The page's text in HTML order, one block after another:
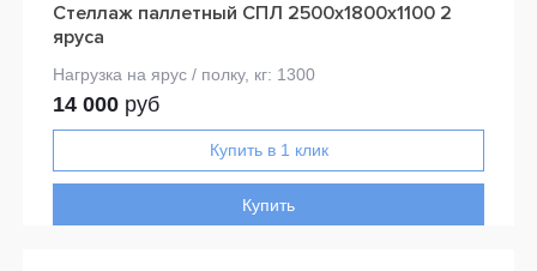
Стеллаж паллетный СПЛ 2500х1800х1100 2
яруса
14 000 руб
Купить